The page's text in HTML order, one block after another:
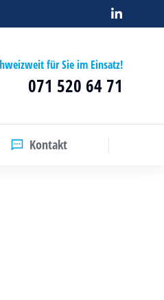
für Sie im Einsatz!
071 520 64 71
Kontakt